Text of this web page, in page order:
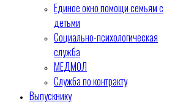
Единое окно помощи семьям с
детьми
Социально-психологическая
служба
МЕДМОЛ
Служба по контракту
Выпускнику